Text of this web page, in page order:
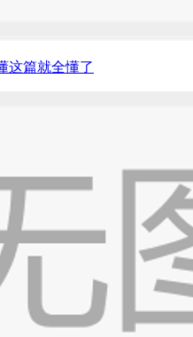
这篇就全懂了